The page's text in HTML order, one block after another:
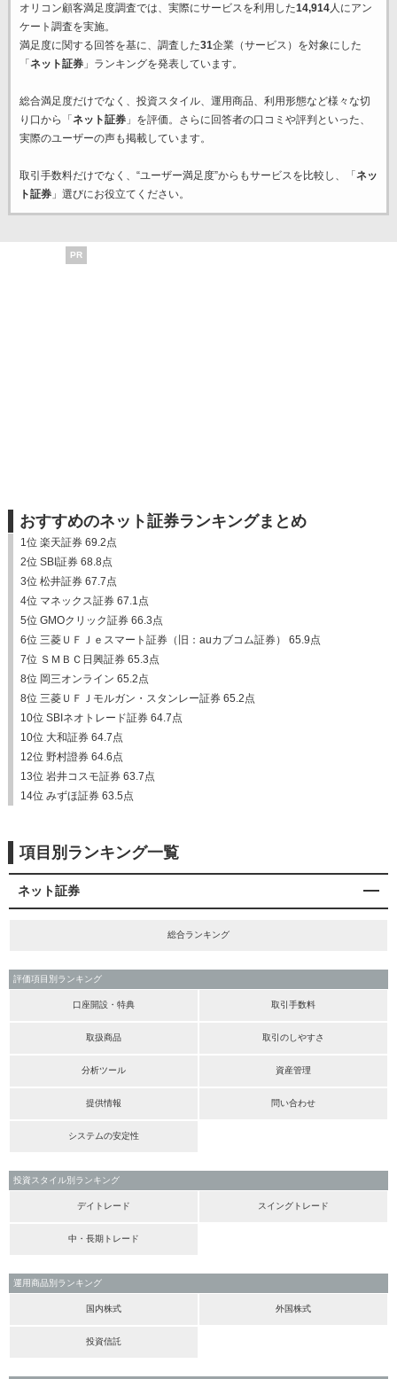
オリコン顧客満足度調査では、実際にサービスを利用した14,914人にアン
ケート調査を実施。
満足度に関する回答を基に、調査した31企業（サービス）を対象にした
「ネット証券」ランキングを発表しています。
総合満足度だけでなく、投資スタイル、運用商品、利用形態など様々な切
り口から「ネット証券」を評価。さらに回答者の口コミや評判といった、
実際のユーザーの声も掲載しています。
取引手数料だけでなく、“ユーザー満足度”からもサービスを比較し、「ネッ
ト証券」選びにお役立てください。
PR
おすすめのネット証券ランキングまとめ
1位 楽天証券 69.2点
2位 SBI証券 68.8点
3位 松井証券 67.7点
4位 マネックス証券 67.1点
5位 GMOクリック証券 66.3点
6位 三菱ＵＦＪｅスマート証券（旧：auカブコム証券） 65.9点
7位 ＳＭＢＣ日興証券 65.3点
8位 岡三オンライン 65.2点
8位 三菱ＵＦＪモルガン・スタンレー証券 65.2点
10位 SBIネオトレード証券 64.7点
10位 大和証券 64.7点
12位 野村證券 64.6点
13位 岩井コスモ証券 63.7点
14位 みずほ証券 63.5点
項目別ランキング一覧
ネット証券
総合ランキング
評価項目別ランキング
口座開設・特典 取引手数料
取扱商品 取引のしやすさ
分析ツール 資産管理
提供情報 問い合わせ
システムの安定性
投資スタイル別ランキング
デイトレード スイングトレード
中・長期トレード
運用商品別ランキング
国内株式 外国株式
投資信託